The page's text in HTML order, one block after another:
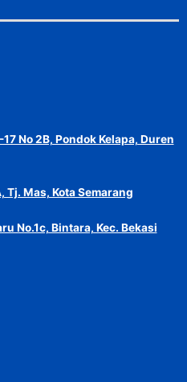
No 2B, Pondok Kelapa, Duren
Tj. Mas, Kota Semarang
No.1c, Bintara, Kec. Bekasi